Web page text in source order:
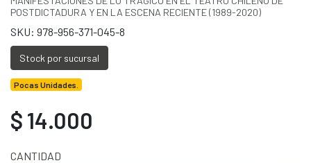
POSTDICTADURA Y EN LA ESCENA RECIENTE (1989-2020)
SKU: 978-956-371-045-8
Stock por sucursal
Pocas Unidades.
$ 14.000
CANTIDAD